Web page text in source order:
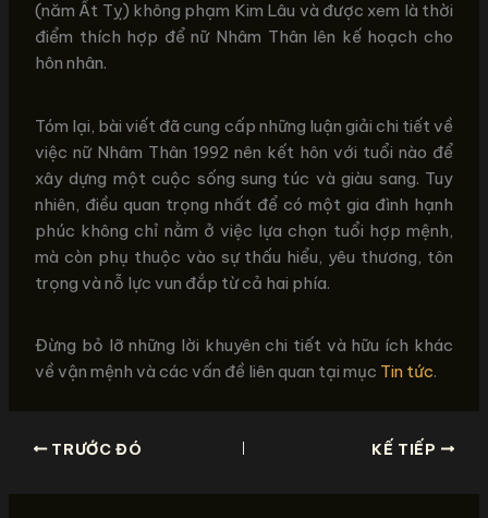
(năm Ất Tỵ) không phạm Kim Lâu và được xem là thời
điểm thích hợp để nữ Nhâm Thân lên kế hoạch cho
hôn nhân.
Tóm lại, bài viết đã cung cấp những luận giải chi tiết về
việc nữ Nhâm Thân 1992 nên kết hôn với tuổi nào để
xây dựng một cuộc sống sung túc và giàu sang. Tuy
nhiên, điều quan trọng nhất để có một gia đình hạnh
phúc không chỉ nằm ở việc lựa chọn tuổi hợp mệnh,
mà còn phụ thuộc vào sự thấu hiểu, yêu thương, tôn
trọng và nỗ lực vun đắp từ cả hai phía.
Đừng bỏ lỡ những lời khuyên chi tiết và hữu ích khác
về vận mệnh và các vấn đề liên quan tại mục Tin tức.
TRƯỚC ĐÓ KẾ TIẾP